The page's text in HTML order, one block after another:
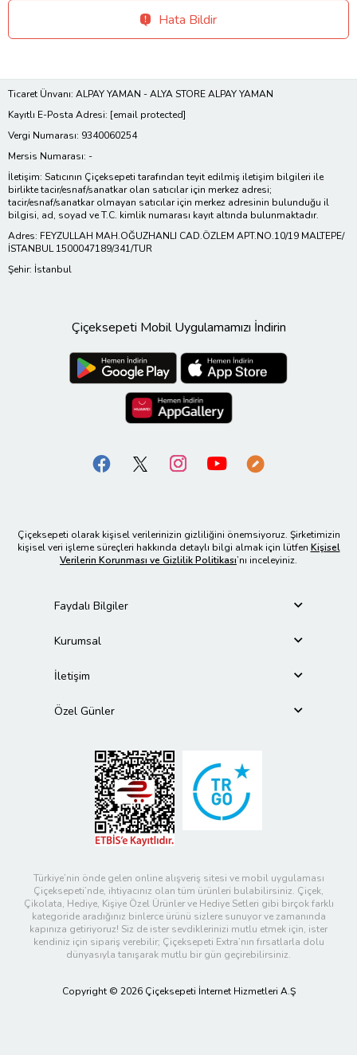
Hata Bildir
Ticaret Ünvanı: ALPAY YAMAN - ALYA STORE ALPAY YAMAN
Kayıtlı E-Posta Adresi: [email protected]
Vergi Numarası: 9340060254
Mersis Numarası: -
İletişim: Satıcının Çiçeksepeti tarafından teyit edilmiş iletişim bilgileri ile
birlikte tacir/esnaf/sanatkar olan satıcılar için merkez adresi;
tacir/esnaf/sanatkar olmayan satıcılar için merkez adresinin bulunduğu il
bilgisi, ad, soyad ve T.C. kimlik numarası kayıt altında bulunmaktadır.
Adres: FEYZULLAH MAH.OĞUZHANLI CAD.ÖZLEM APT.NO.10/19 MALTEPE/
İSTANBUL 1500047189/341/TUR
Şehir: İstanbul
Çiçeksepeti Mobil Uygulamamızı İndirin
Çiçeksepeti olarak kişisel verilerinizin gizliliğini önemsiyoruz. Şirketimizin
kişisel veri işleme süreçleri hakkında detaylı bilgi almak için lütfen Kişisel
Verilerin Korunması ve Gizlilik Politikası’nı inceleyiniz.
Faydalı Bilgiler
Kurumsal
İletişim
Özel Günler
Türkiye’nin önde gelen online alışveriş sitesi ve mobil uygulaması
Çiçeksepeti’nde, ihtiyacınız olan tüm ürünleri bulabilirsiniz. Çiçek,
Çikolata, Hediye, Kişiye Özel Ürünler ve Hediye Setleri gibi birçok farklı
kategoride aradığınız binlerce ürünü sizlere sunuyor ve zamanında
kapınıza getiriyoruz! Siz de ister sevdiklerinizi mutlu etmek için, ister
kendiniz için sipariş verebilir; Çiçeksepeti Extra’nın fırsatlarla dolu
dünyasıyla tanışarak mutlu bir gün geçirebilirsiniz.
Copyright © 2026 Çiçeksepeti İnternet Hizmetleri A.Ş